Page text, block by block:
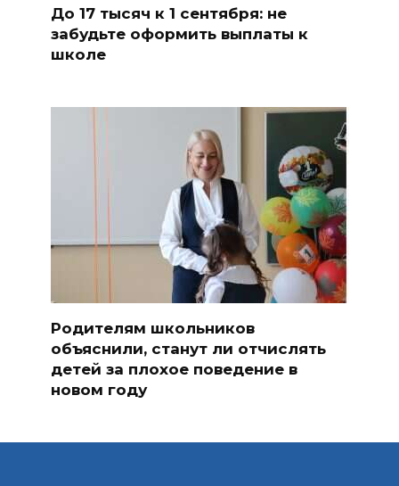
До 17 тысяч к 1 сентября: не
забудьте оформить выплаты к
школе
Родителям школьников
объяснили, станут ли отчислять
детей за плохое поведение в
новом году